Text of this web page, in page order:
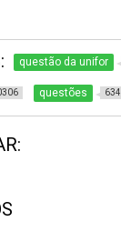
questão da unifor
questões